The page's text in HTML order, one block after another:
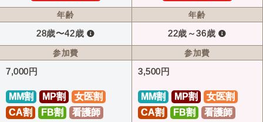
年齢
28歳〜42歳
参加費
7,000円
MM割 MP割
女医割
CA割
FB割 看護師
年齢
22歳～36歳
参加費
3,500円
MM割 MP割
女医割
CA割
FB割 看護師